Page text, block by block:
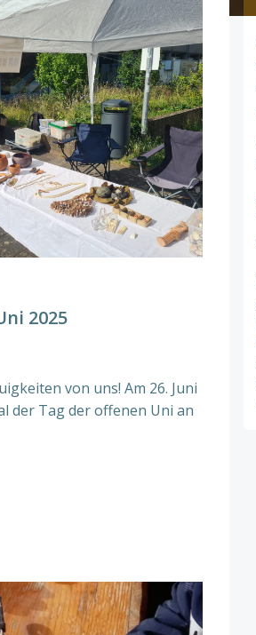
2025
von uns! Am 26. Juni
der Tag der offenen Uni an